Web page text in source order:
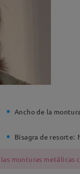
Ancho de la
Bisagra de resorte:
monturas